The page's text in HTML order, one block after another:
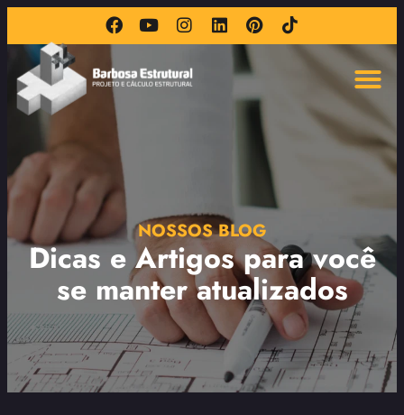
NOSSOS BLOG
Dicas e Artigos para você
se manter atualizados